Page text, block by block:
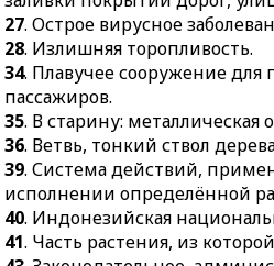
27. Острое вирусное
28. Излишняя торопливость.
34. Плавучее сооружение для
пассажиров.
35. В старину: металлическая
36. Ветвь, тонкий ствол
39. Система действий,
исполнении определённой
40. Индонезийская
41. Часть растения, из